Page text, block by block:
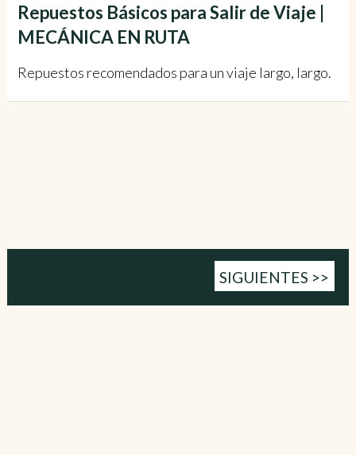
Repuestos Básicos para Salir de Viaje |
MECÁNICA EN RUTA
Repuestos recomendados para un viaje largo, largo.
SIGUIENTES >>